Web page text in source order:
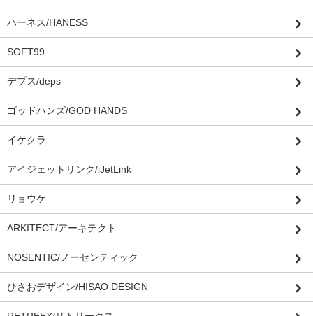
ハーネス/HANESS
SOFT99
デプス/deps
ゴッドハンズ/GOD HANDS
イケクラ
アイジェットリンク/iJetLink
リョウケ
ARKITECT/アーキテクト
NOSENTIC/ノーセンティック
ひさおデザイン/HISAO DESIGN